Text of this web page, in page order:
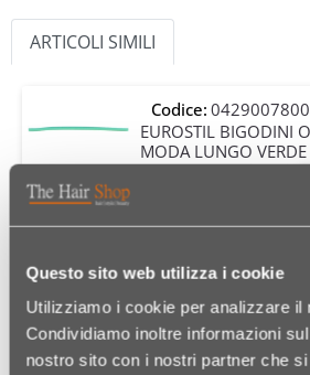
Questo sito web utilizza i cookie
Utilizziamo i cookie per analizzare il
Condividiamo inoltre informazioni
nostro sito con i nostri partner che
ARTICOLI SIMILI
Codice:
EUROSTIL BIGODINI
MODA LUNGO
€ 6,49
EUROSTIL BIGODINI
MODA LUNGO
€ 6,49